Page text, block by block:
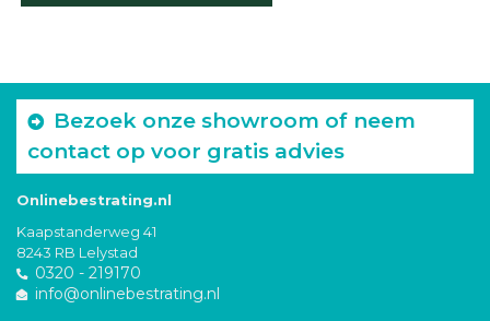
Bezoek onze showroom of neem
contact op voor gratis advies
Onlinebestrating.nl
Kaapstanderweg 41
8243 RB Lelystad
0320 - 219170
info@onlinebestrating.nl